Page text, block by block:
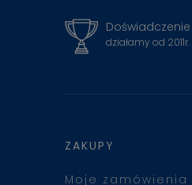
Doświadczenie
działamy od 2011r.
ZAKUPY
Moje zamówienia